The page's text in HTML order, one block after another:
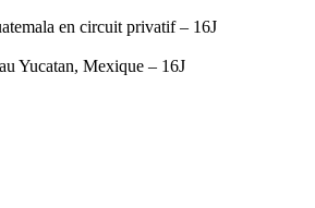
en circuit privatif – 16J
Yucatan, Mexique – 16J